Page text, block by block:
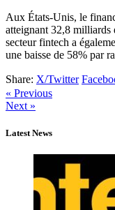
Aux États-Unis, le
atteignant 32,8 milliards
secteur fintech a
une baisse de 58% par
Share: X/Twitter
« Previous
Next »
Latest News